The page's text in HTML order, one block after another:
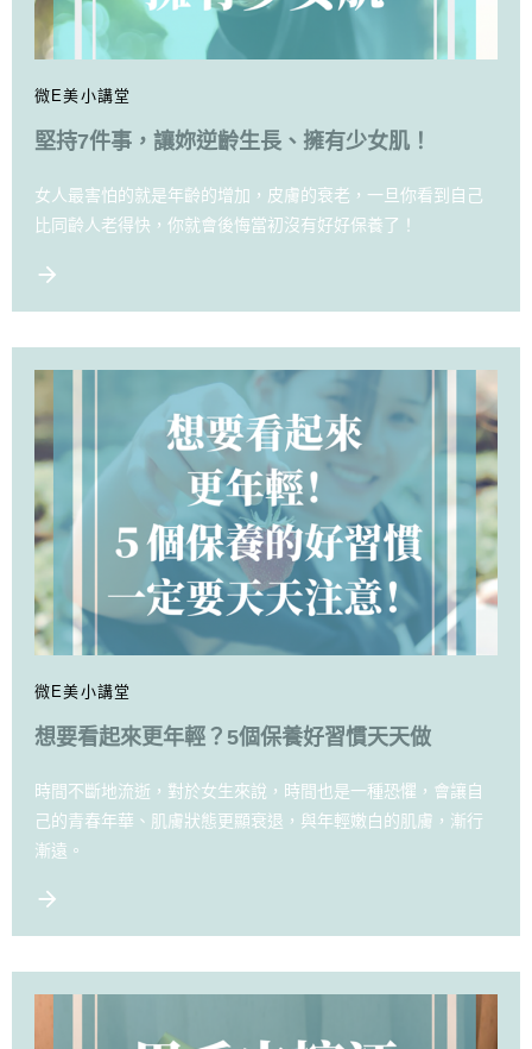
微E美小講堂
堅持7件事，讓妳逆齡生長、擁有少女肌！
女人最害怕的就是年齡的增加，皮膚的衰老，一旦你看到自己
比同齡人老得快，你就會後悔當初沒有好好保養了！
微E美小講堂
想要看起來更年輕？5個保養好習慣天天做
時間不斷地流逝，對於女生來說，時間也是一種恐懼，會讓自
己的青春年華、肌膚狀態更顯衰退，與年輕嫩白的肌膚，漸行
漸遠。